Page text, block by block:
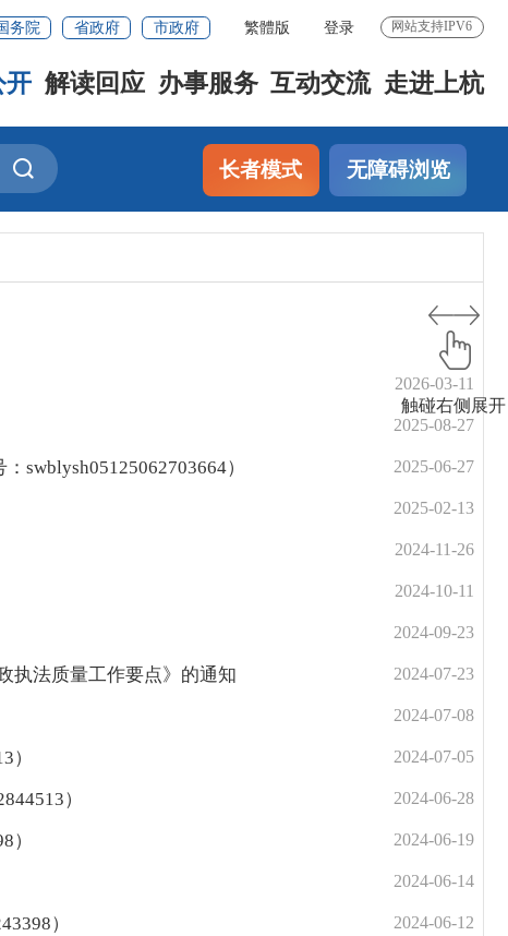
务院 省政府 市政府 繁體版 登录 网站支持IPV6
开 解读回应 办事服务 互动交流 走进上杭
长者模式 无障碍浏览
2026-03-11
2025-08-27
swblysh05125062703664） 2025-06-27
2025-02-13
2024-11-26
2024-10-11
2024-09-23
执法质量工作要点》的通知 2024-07-23
2024-07-08
2024-07-05
） 2024-06-28
2024-06-19
2024-06-14
） 2024-06-12
触碰右侧展开